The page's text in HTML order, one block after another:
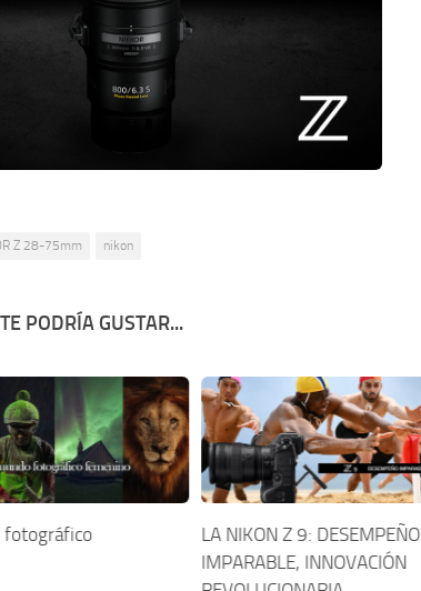
Z 28-75mm nikon
PODRÍA GUSTAR...
LA NIKON Z 9: DESEMPEÑO
IMPARABLE, INNOVACIÓN
fotográfico